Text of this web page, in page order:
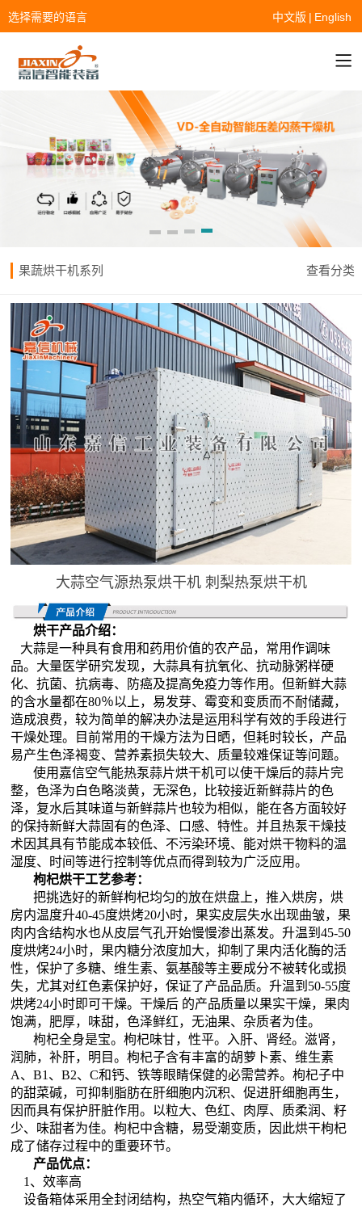
选择需要的语言 中文版 | English
果蔬烘干机系列 查看分类
大蒜空气源热泵烘干机 刺梨热泵烘干机
烘干产品介绍：
大蒜是一种具有食用和药用价值的农产品，常用作调味
品。大量医学研究发现，大蒜具有抗氧化、抗动脉粥样硬
化、抗菌、抗病毒、防癌及提高免疫力等作用。但新鲜大蒜
的含水量都在80％以上，易发芽、霉变和变质而不耐储藏，
造成浪费，较为简单的解决办法是运用科学有效的手段进行
干燥处理。目前常用的干燥方法为日晒，但耗时较长，产品
易产生色泽褐变、营养素损失较大、质量较难保证等问题。
使用嘉信空气能热泵蒜片烘干机可以使干燥后的蒜片完
整，色泽为白色略淡黄，无深色，比较接近新鲜蒜片的色
泽，复水后其味道与新鲜蒜片也较为相似，能在各方面较好
的保持新鲜大蒜固有的色泽、口感、特性。并且热泵干燥技
术因其具有节能成本较低、不污染环境、能对烘干物料的温
湿度、时间等进行控制等优点而得到较为广泛应用。
枸杞烘干工艺参考：
把挑选好的新鲜枸杞均匀的放在烘盘上，推入烘房，烘
房内温度升40-45度烘烤20小时，果实皮层失水出现曲皱，果
肉内含结构水也从皮层气孔开始慢慢渗出蒸发。升温到45-50
度烘烤24小时，果内糖分浓度加大，抑制了果内活化酶的活
性，保护了多糖、维生素、氨基酸等主要成分不被转化或损
失，尤其对红色素保护好，保证了产品品质。升温到50-55度
烘烤24小时即可干燥。干燥后 的产品质量以果实干燥，果肉
饱满，肥厚，味甜，色泽鲜红，无油果、杂质者为佳。
枸杞全身是宝。枸杞味甘，性平。入肝、肾经。滋肾，
润肺，补肝，明目。枸杞子含有丰富的胡萝卜素、维生素
A、B1、B2、C和钙、铁等眼睛保健的必需营养。枸杞子中
的甜菜碱，可抑制脂肪在肝细胞内沉积、促进肝细胞再生，
因而具有保护肝脏作用。以粒大、色红、肉厚、质柔润、籽
少、味甜者为佳。枸杞中含糖，易受潮变质，因此烘干枸杞
成了储存过程中的重要环节。
产品优点：
1、效率高
设备箱体采用全封闭结构，热空气箱内循环，大大缩短了